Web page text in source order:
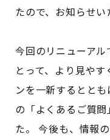
たので、お知らせい
今回のリニューア
とって、より見や
ンを一新するとと
の「よくあるご質
た。 今後も、情報